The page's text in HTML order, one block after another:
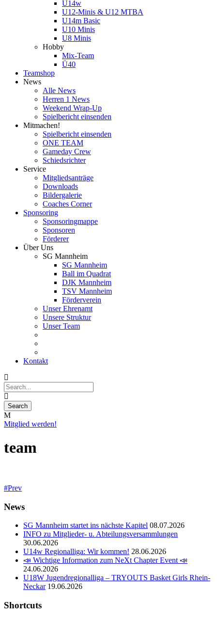
U14w
U12-Minis & U12 MTBA
U14m Basic
U10 Minis
U8 Minis
Hobby
Mix-Team
Ü40
Teamshop
News
Alle News
Herren 1 News
Weekend Wrap-Up
Spielbericht einsenden
Mitmachen!
Spielbericht einsenden
ONE TEAM
Gameday Crew
Schiedsrichter
Service
Mitgliedsanträge
Downloads
Bildergalerie
Coaches Corner
Sponsoring
Sponsoringmappe
Sponsoren
Förderer
Über Uns
SG Mannheim
SG Mannheim
Ball im Quadrat
DJK Mannheim
TSV Mannheim
Förderverein
Unser Ehrenamt
Unsere Struktur
Unser Team
Kontakt
Mitglied werden!
team
Prev
News
SG Mannheim startet ins nächste Kapitel 08.07.2026
INFO zu Mitglieder- u. Abteilungsversammlungen
30.06.2026
U14w Regionalliga: Wir kommen! 28.06.2026
📣 Wichtige Information zum NeXt Chapter Event 📣
24.06.2026
U18W Jugendregionalliga – TRYOUTS Basket Girls Rhein-
Neckar 19.06.2026
Shortcuts